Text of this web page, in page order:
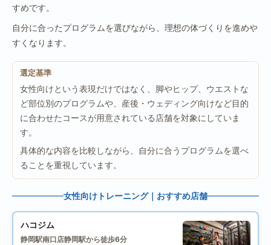
すめです。
自分に合ったプログラムを選びながら、理想の体づくりを進めや
すくなります。
選定基準
女性向けという表現だけではなく、脚やヒップ、ウエストな
ど部位別のプログラムや、産後・ウェディング向けなど目的
に合わせたコースが用意されている店舗を対象にしていま
す。
具体的な内容を比較しながら、自分に合うプログラムを選べ
ることを重視しています。
女性向けトレーニング｜おすすめ店舗
ハコジム
静岡駅南口店静岡駅から徒歩6分